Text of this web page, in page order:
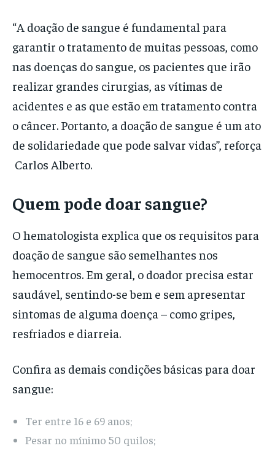
“A doação de sangue é fundamental para
garantir o tratamento de muitas pessoas, como
nas doenças do sangue, os pacientes que irão
realizar grandes cirurgias, as vítimas de
acidentes e as que estão em tratamento contra
o câncer. Portanto, a doação de sangue é um ato
de solidariedade que pode salvar vidas”, reforça
Carlos Alberto.
Quem pode doar sangue?
O hematologista explica que os requisitos para
doação de sangue são semelhantes nos
hemocentros. Em geral, o doador precisa estar
saudável, sentindo-se bem e sem apresentar
sintomas de alguma doença – como gripes,
resfriados e diarreia.
Confira as demais condições básicas para doar
sangue:
Ter entre 16 e 69 anos;
Pesar no mínimo 50 quilos;